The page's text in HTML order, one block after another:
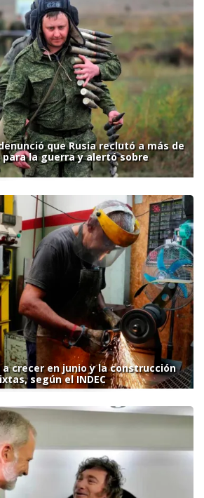
que Rusia reclutó a más de
para la guerra y alertó sobre
crecer en junio y la construcción
según el INDEC